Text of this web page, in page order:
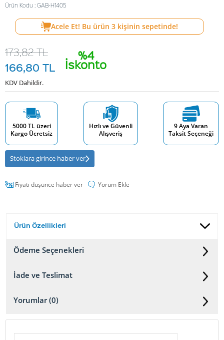
Ürün Kodu : GAB-H1405
Acele Et! Bu ürün 3 kişinin sepetinde!
%4
İskonto
173,82TL
166,80 TL
KDV Dahildir.
5000 TL üzeri
Kargo Ücretsiz
Hızlı ve Güvenli
Alışveriş
9 Aya Varan
Taksit Seçeneği
Stoklara girince haber ver
Fiyatı düşünce haber ver Yorum Ekle
Ürün Özellikleri
Ödeme Seçenekleri
İade ve Teslimat
Yorumlar (0)